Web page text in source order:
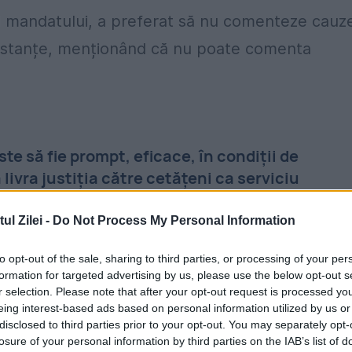
Zilei - Do Not Process My Personal Information
opt-out of the sale, sharing to third parties, or processing of your
for targeted advertising by us, please use the below opt-out
selection. Please note that after your opt-out request is processed
interest-based ads based on personal information utilized by us
to third parties prior to your opt-out. You may separately
of your personal information by third parties on the IAB’s list of
a preferat să nu comenteze
menționând că nu poate comenta
să fie prompt, eficace, în condiţii de
justiţia către cetăţeni ca serviciu
totală a procurorului şi a
atât pentru a realiza dreptatea pentru
acesta.
judecătorilor nu sunt privilegii
la procesul penal” au drepturi și